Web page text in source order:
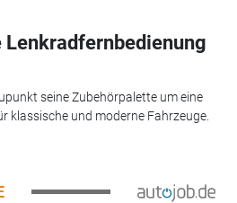
Lenkradfernbedienung
seine Zubehörpalette um eine
klassische und moderne Fahrzeuge.